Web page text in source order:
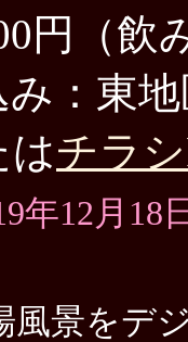
円（飲
：東
はチラ
年12月18
風景をデ